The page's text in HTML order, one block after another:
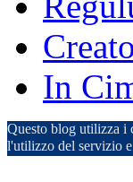
In
Questo blog utilizza i
l'utilizzo del servizio